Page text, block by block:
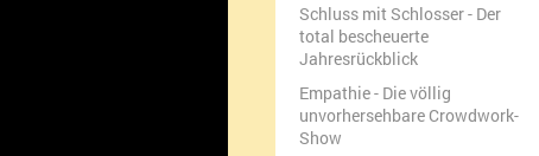
Schluss mit Schlosser - Der
total bescheuerte
Jahresrückblick
Empathie - Die völlig
unvorhersehbare Crowdwork-
Show